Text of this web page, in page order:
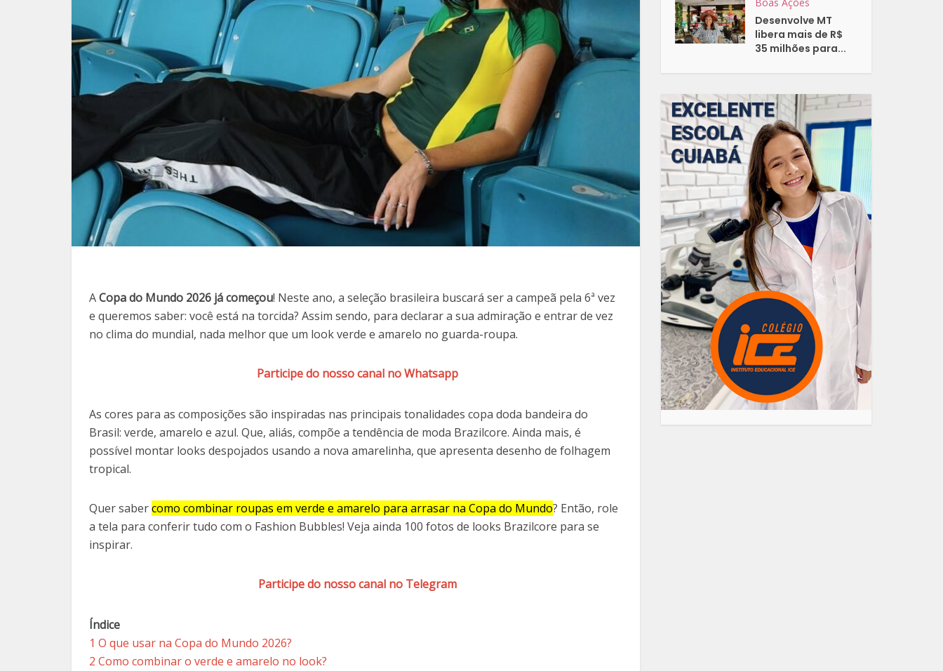
ACopa do Mundo 2026 já começou! Neste ano, a seleção brasileira buscará ser a campeã pela 6ª vez
e queremos saber: você está na torcida? Assim sendo, para declarar a sua admiração e entrar de vez
no clima do mundial, nada melhor que um look verde e amarelo no guarda-roupa.
Participe do nosso canal no Whatsapp
As cores para as composições são inspiradas nas principais tonalidades copa doda bandeira do
Brasil: verde, amarelo e azul. Que, aliás, compõe a tendência de moda Brazilcore. Ainda mais, é
possível montar looks despojados usando a nova amarelinha, que apresenta desenho de folhagem
tropical.
Quer sabercomo combinar roupas em verde e amarelo para arrasar na Copa do Mundo? Então, role
a tela para conferir tudo com o Fashion Bubbles! Veja ainda 100 fotos de looks Brazilcore para se
inspirar.
Participe do nosso canal no Telegram
Índice
1 O que usar na Copa do Mundo 2026?
2 Como combinar o verde e amarelo no look?
Desenvolve MT
libera mais de R$
35 milhões para...